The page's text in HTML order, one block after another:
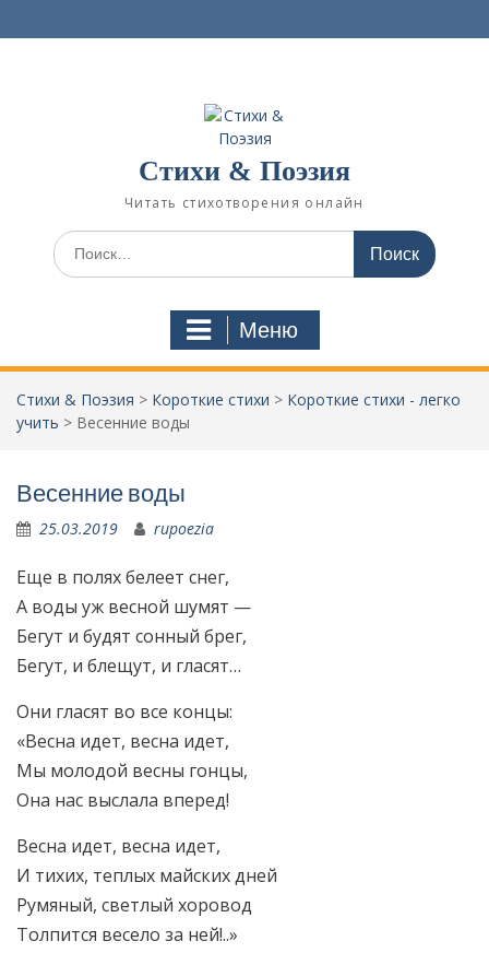
е
о
Стихи & Поэзия
Читать стихотворения онлайн
И
с
Меню
Стихи & Поэзия > Короткие стихи > Короткие стихи - легко
учить > Весенние воды
Весенние воды
25.03.2019 rupoezia
Еще в полях белеет снег,
А воды уж весной шумят —
Бегут и будят сонный брег,
Бегут, и блещут, и гласят…
Они гласят во все концы:
«Весна идет, весна идет,
Мы молодой весны гонцы,
Она нас выслала вперед!
Весна идет, весна идет,
И тихих, теплых майских дней
Румяный, светлый хоровод
Толпится весело за ней!..»